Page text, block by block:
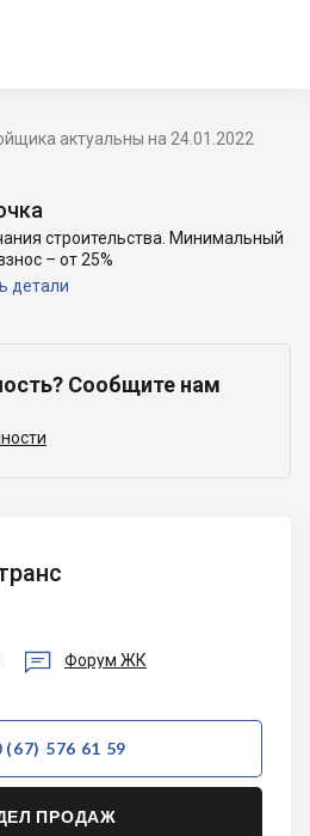
актуальны на 24.01.2022
строительства. Минимальный
– от 25%
детали
Сообщите нам
 Форум ЖК
(67) 576 61 59
ПРОДАЖ